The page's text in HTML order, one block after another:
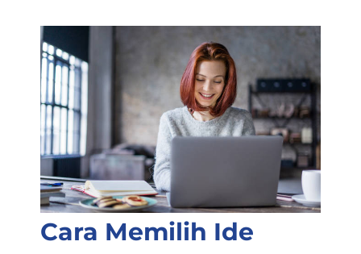
Cara Memilih Ide